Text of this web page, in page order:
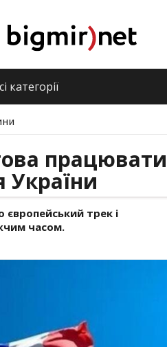
категорії
працювати
України
трек і
часом.